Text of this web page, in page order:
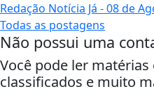
Redação Notícia Já - 08 de
Todas as postagens
Não possui uma
Você pode ler
classificados e muito